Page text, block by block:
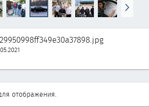
В
п
р
отображения.